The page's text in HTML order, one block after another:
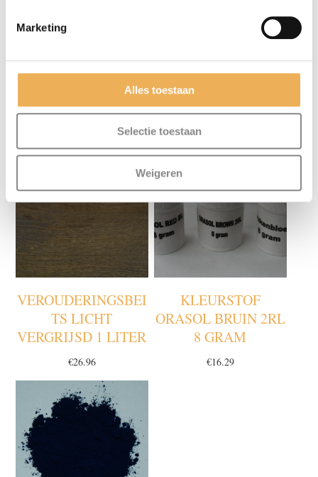
Marketing
Alles toestaan
Selectie toestaan
Weigeren
Verbruik: 10-12 m2 per liter.
GERELATEERDE PRODUCTEN
VEROUDERINGSBEI
TS LICHT
VERGRIJSD 1 LITER
€26.96
KLEURSTOF
ORASOL BRUIN 2RL
8 GRAM
€16.29